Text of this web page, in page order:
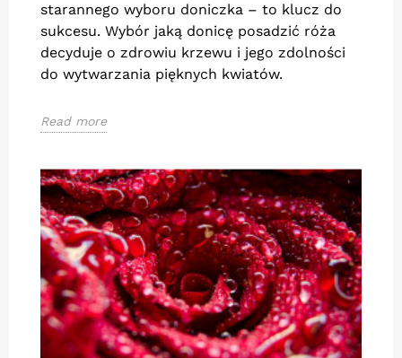
starannego wyboru doniczka – to klucz do
sukcesu. Wybór jaką donicę posadzić róża
decyduje o zdrowiu krzewu i jego zdolności
do wytwarzania pięknych kwiatów.
Read more